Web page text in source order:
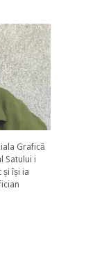
Grafică
Satului i
și își ia